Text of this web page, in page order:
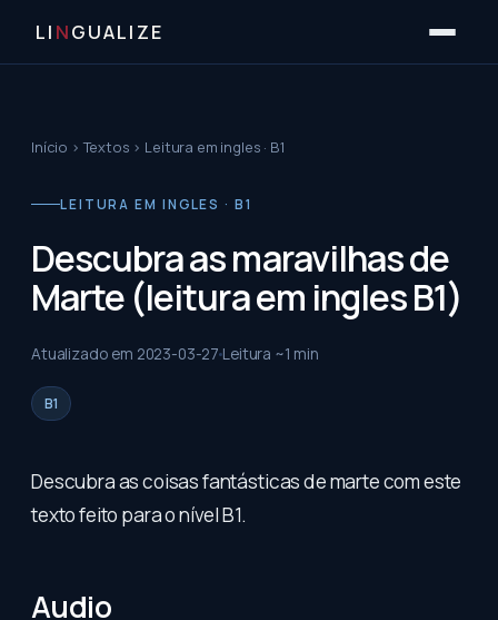
LI NGUALIZE
Início ›Textos › Leitura em ingles · B1
LEITURA EM INGLES · B1
Descubra as maravilhas de
Marte (leitura em ingles B1)
Atualizado em 2023-03-27 Leitura ~1 min
B1
Descubra as coisas fantásticas de marte com este
texto feito para o nível B1.
Audio